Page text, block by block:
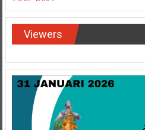
Viewers